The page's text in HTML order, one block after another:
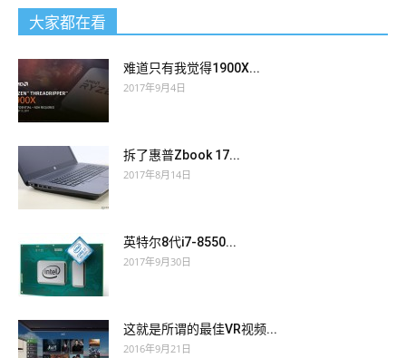
大家都在看
难道只有我觉得1900X...
2017年9月4日
拆了惠普Zbook 17...
2017年8月14日
英特尔8代i7-8550...
2017年9月30日
这就是所谓的最佳VR视频...
2016年9月21日